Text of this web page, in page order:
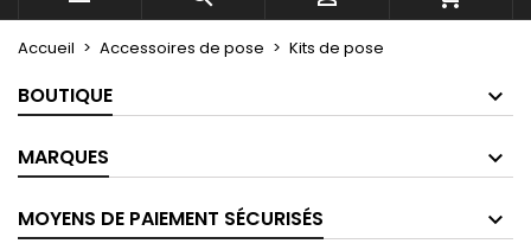
Accueil Accessoires de pose Kits de pose
BOUTIQUE
MARQUES
MOYENS DE PAIEMENT SÉCURISÉS